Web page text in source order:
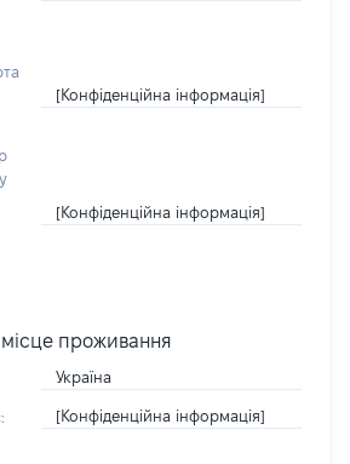
[Конфіденційна інформація]
[Конфіденційна інформація]
проживання
Україна
[Конфіденційна інформація]